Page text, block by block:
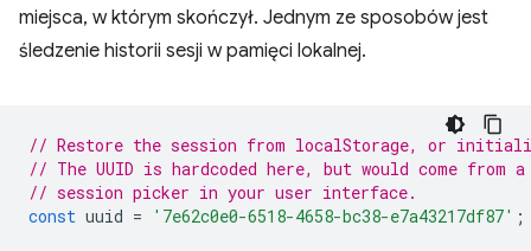
miejsca, w którym skończył. Jednym ze sposobów jest
śledzenie historii sesji w pamięci lokalnej.
// Restore the session from localStorage, or
// The UUID is hardcoded here, but would come from a
// session picker in your user interface.
const uuid = '7e62c0e0-6518-4658-bc38-e7a43217df87' ;